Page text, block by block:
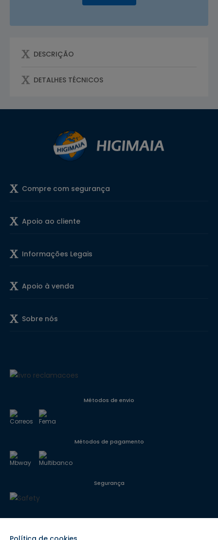
DESCRIÇÃO
DETALHES TÉCNICOS
Compre com segurança
Apoio ao cliente
Informações Legais
Apoio à venda
Sobre nós
Métodos de envio
Métodos de pagamento
Segurança
Siga-nos